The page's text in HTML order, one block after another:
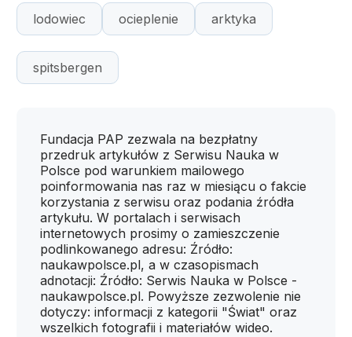
lodowiec ocieplenie arktyka
spitsbergen
Fundacja PAP zezwala na bezpłatny
przedruk artykułów z Serwisu Nauka w
Polsce pod warunkiem mailowego
poinformowania nas raz w miesiącu o fakcie
korzystania z serwisu oraz podania źródła
artykułu. W portalach i serwisach
internetowych prosimy o zamieszczenie
podlinkowanego adresu: Źródło:
naukawpolsce.pl, a w czasopismach
adnotacji: Źródło: Serwis Nauka w Polsce -
naukawpolsce.pl. Powyższe zezwolenie nie
dotyczy: informacji z kategorii "Świat" oraz
wszelkich fotografii i materiałów wideo.